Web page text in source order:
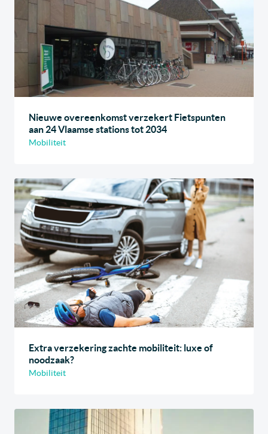
Nieuwe overeenkomst verzekert Fietspunten
aan 24 Vlaamse stations tot 2034
Mobiliteit
Extra verzekering zachte mobiliteit: luxe of
noodzaak?
Mobiliteit